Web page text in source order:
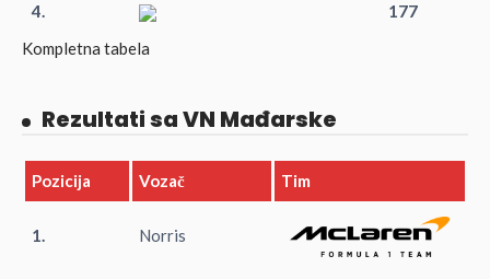
4.
177
Kompletna tabela
Rezultati sa VN Mađarske
Pozicija Vozač Tim
1. Norris